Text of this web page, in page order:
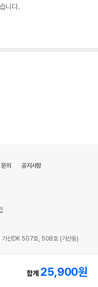
니다.
합계 25,900원
의 공지사항
가산DK 507호, 508호 (가산동)